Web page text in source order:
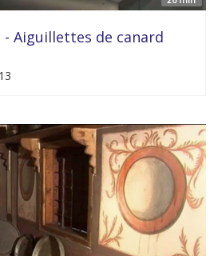
- Aiguillettes de canard